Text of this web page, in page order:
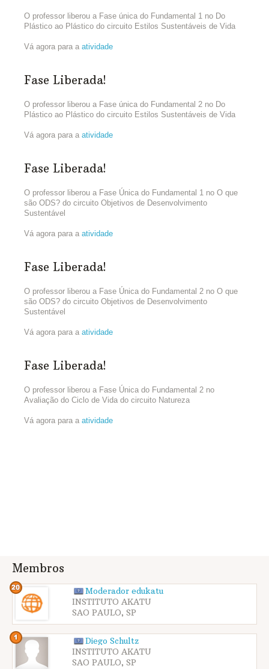
O professor liberou a Fase única do Fundamental 1 no Do
Plástico ao Plástico do circuito Estilos Sustentáveis de Vida
Vá agora para a atividade
Fase Liberada!
O professor liberou a Fase única do Fundamental 2 no Do
Plástico ao Plástico do circuito Estilos Sustentáveis de Vida
Vá agora para a atividade
Fase Liberada!
O professor liberou a Fase Única do Fundamental 1 no O que
são ODS? do circuito Objetivos de Desenvolvimento
Sustentável
Vá agora para a atividade
Fase Liberada!
O professor liberou a Fase Única do Fundamental 2 no O que
são ODS? do circuito Objetivos de Desenvolvimento
Sustentável
Vá agora para a atividade
Fase Liberada!
O professor liberou a Fase Única do Fundamental 2 no
Avaliação do Ciclo de Vida do circuito Natureza
Vá agora para a atividade
Membros
Moderador edukatu
INSTITUTO AKATU
SAO PAULO, SP
Diego Schultz
INSTITUTO AKATU
SAO PAULO, SP